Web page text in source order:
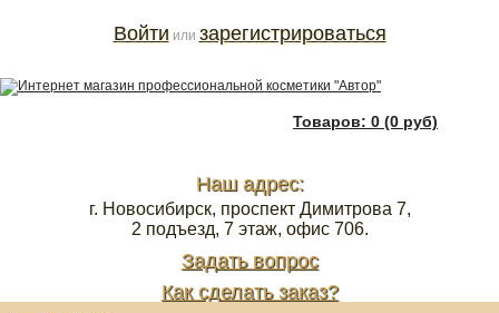
Товаров: 0 (0 руб)
Наш адрес:
г. Новосибирск, проспект Димитрова 7,
2 подъезд, 7 этаж, офис 706.
Задать вопрос
Как сделать заказ?
Войти или зарегистрироваться